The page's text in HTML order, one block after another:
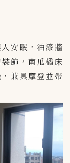
安眠，油漆牆
飾，南瓜橘床
兼具摩登並帶